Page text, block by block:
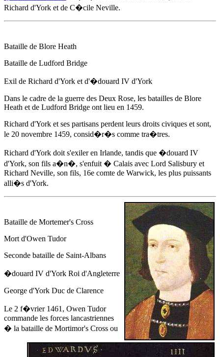
Richard d'York et de C�cile Neville.
Bataille de Blore Heath
Bataille de Ludford Bridge
Exil de Richard d'York et d'�douard IV d'York
Dans le cadre de la guerre des Deux Rose, les batailles de Blore
Heath et de Ludford Bridge ont lieu en 1459.
Richard d'York et ses partisans perdent leurs droits civiques et sont,
le 20 novembre 1459, consid�r�s comme tra�tres.
Richard d'York doit s'exiler en Irlande, tandis que �douard IV
d'York, son fils a�n�, s'enfuit � Calais avec Lord Salisbury et
Richard Neville, son fils, 16e comte de Warwick, les plus puissants
alli�s d'York.
Bataille de Mortemer's Cross
Mort d'Owen Tudor
Seconde bataille de Saint-Albans
�douard IV d'York Roi d'Angleterre
George d'York Duc de Clarence
Le 2 f�vrier 1461 , Owen Tudor
commande les forces lancastriennes
� la bataille de Mortimor's Cross ou